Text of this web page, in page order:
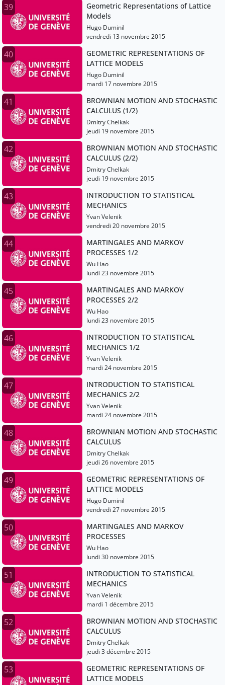
39
Geometric Representations of Lattice
Models
Hugo Duminil
vendredi 13 novembre 2015
40
GEOMETRIC REPRESENTATIONS OF
LATTICE MODELS
Hugo Duminil
mardi 17 novembre 2015
41
BROWNIAN MOTION AND STOCHASTIC
CALCULUS (1/2)
Dmitry Chelkak
jeudi 19 novembre 2015
42
BROWNIAN MOTION AND STOCHASTIC
CALCULUS (2/2)
Dmitry Chelkak
jeudi 19 novembre 2015
43
INTRODUCTION TO STATISTICAL
MECHANICS
Yvan Velenik
vendredi 20 novembre 2015
44
MARTINGALES AND MARKOV
PROCESSES 1/2
Wu Hao
lundi 23 novembre 2015
45
MARTINGALES AND MARKOV
PROCESSES 2/2
Wu Hao
lundi 23 novembre 2015
46
INTRODUCTION TO STATISTICAL
MECHANICS 1/2
Yvan Velenik
mardi 24 novembre 2015
47
INTRODUCTION TO STATISTICAL
MECHANICS 2/2
Yvan Velenik
mardi 24 novembre 2015
48
BROWNIAN MOTION AND STOCHASTIC
CALCULUS
Dmitry Chelkak
jeudi 26 novembre 2015
49
GEOMETRIC REPRESENTATIONS OF
LATTICE MODELS
Hugo Duminil
vendredi 27 novembre 2015
50
MARTINGALES AND MARKOV
PROCESSES
Wu Hao
lundi 30 novembre 2015
51
INTRODUCTION TO STATISTICAL
MECHANICS
Yvan Velenik
mardi 1 décembre 2015
52
BROWNIAN MOTION AND STOCHASTIC
CALCULUS
Dmitry Chelkak
jeudi 3 décembre 2015
53
GEOMETRIC REPRESENTATIONS OF
LATTICE MODELS